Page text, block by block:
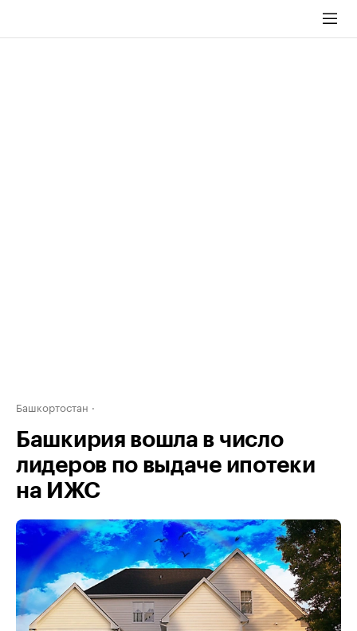
Башкортостан
Башкирия вошла в число
лидеров по выдаче ипотеки
на ИЖС